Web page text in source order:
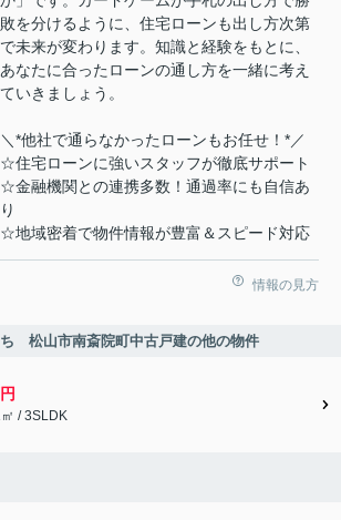
敗を分けるように、住宅ローンも出し方次第
で未来が変わります。知識と経験をもとに、
あなたに合ったローンの通し方を一緒に考え
ていきましょう。
＼*他社で通らなかったローンもお任せ！*／
☆住宅ローンに強いスタッフが徹底サポート
☆金融機関との連携多数！通過率にも自信あ
り
☆地域密着で物件情報が豊富＆スピード対応
情報の見方
松山市南斎院町中古戸建の他の物件
/ 3SLDK